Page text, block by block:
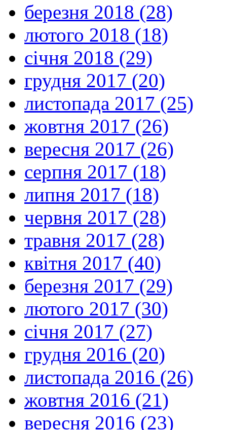
березня 2018 (28)
лютого 2018 (18)
січня 2018 (29)
грудня 2017 (20)
листопада 2017 (25)
жовтня 2017 (26)
вересня 2017 (26)
серпня 2017 (18)
липня 2017 (18)
червня 2017 (28)
травня 2017 (28)
квітня 2017 (40)
березня 2017 (29)
лютого 2017 (30)
січня 2017 (27)
грудня 2016 (20)
листопада 2016 (26)
жовтня 2016 (21)
вересня 2016 (23)